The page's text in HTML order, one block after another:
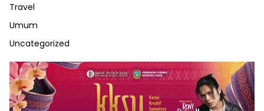
Travel
Umum
Uncategorized